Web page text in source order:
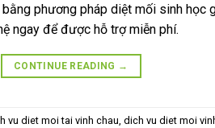
phương pháp diệt mối sinh học
ngay để được hỗ trợ miễn phí.
CONTINUE READING →
vu diet moi tai vinh chau, dich vu diet moi